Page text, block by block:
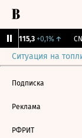
115,3 +0,1%↑
Ситуация на
Подписка
Реклама
РФРИТ